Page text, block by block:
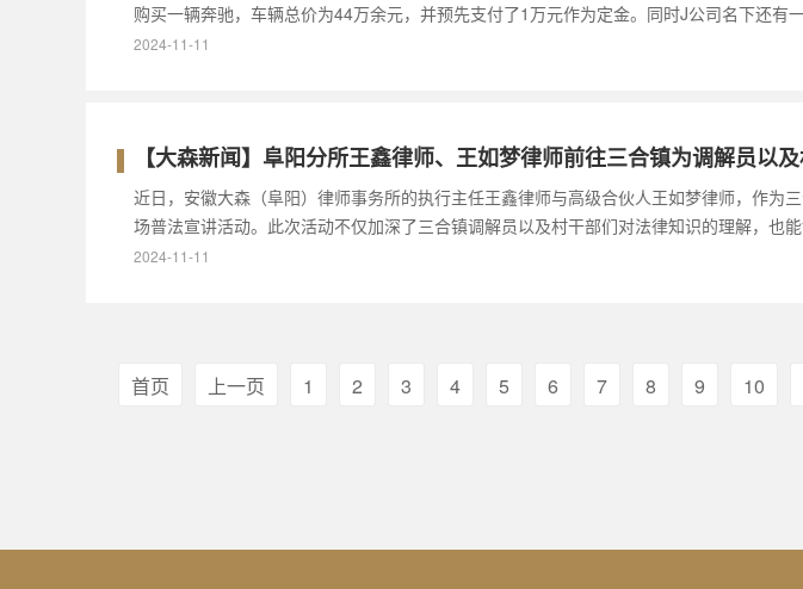
购买一辆奔驰，车辆总价为44万余元，并预先支付了1万元作为定金。同时J公司名下还
2024-11-11
【大森新闻】阜阳分所王鑫律师、王如梦律师前往三合镇为调解员以
近日，安徽大森（阜阳）律师事务所的执行主任王鑫律师与高级合伙人王如梦律师，作
场普法宣讲活动。此次活动不仅加深了三合镇调解员以及村干部们对法律知识的理解，也
2024-11-11
首页 上一页 1 2 3 4 5 6 7 8 9 10